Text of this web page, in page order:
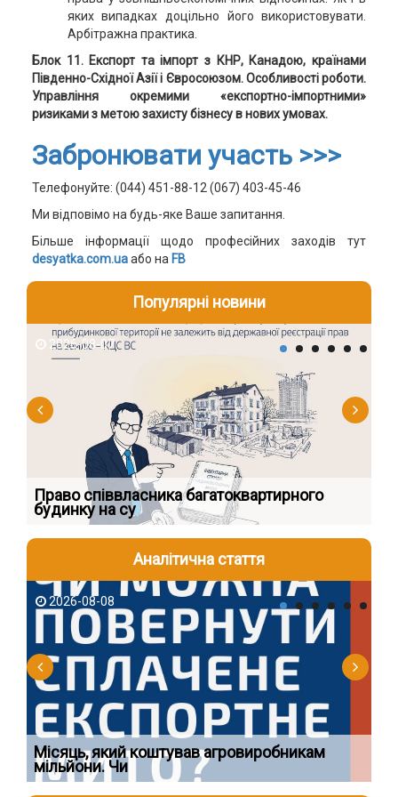
яких випадках доцільно його використовувати.
Арбітражна практика.
Блок 11. Експорт та імпорт з КНР, Канадою, країнами
Південно-Східної Азії і Євросоюзом. Особливості роботи.
Управління окремими «експортно-імпортними»
ризиками з метою захисту бізнесу в нових умовах.
Забронювати участь >>>
Телефонуйте: (044) 451-88-12 (067) 403-45-46
Ми відповімо на будь-яке Ваше запитання.
Більше інформації щодо професійних заходів тут
desyatka.com.uaабо на FB
Популярні новини
2026-08-07
Право співвласника багатоквартирного
будинку на су
Аналітична стаття
2026-08-08
Місяць, який коштував агровиробникам
мільйони. Чи